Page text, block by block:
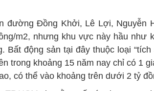
đường Đồng Khởi, Lê Lợi, Nguyễn
m2, nhưng khu vực này hầu như
Bất động sản tại đây thuộc loại “tích
trong khoảng 15 năm nay chỉ có 1
có thể vào khoảng trên dưới 2 tỷ